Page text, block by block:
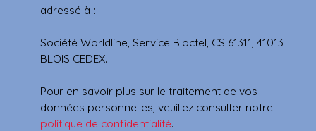
adressé à :
Société Worldline, Service Bloctel, CS 61311, 41013
BLOIS CEDEX.
Pour en savoir plus sur le traitement de vos
données personnelles, veuillez consulter notre
politique de confidentialité.